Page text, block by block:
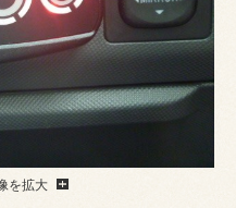
を拡大